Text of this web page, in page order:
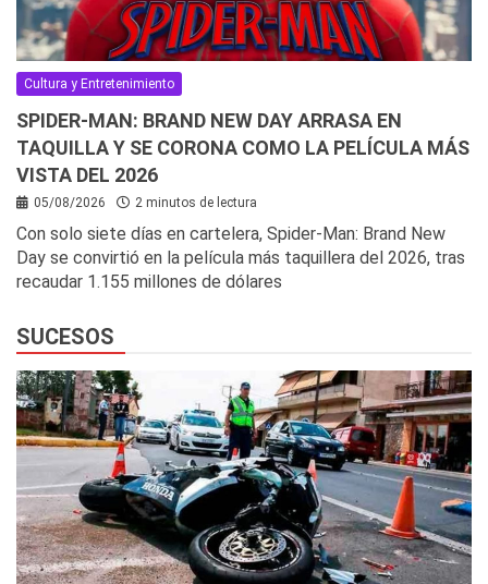
Cultura y Entretenimiento
SPIDER-MAN: BRAND NEW DAY ARRASA EN
TAQUILLA Y SE CORONA COMO LA PELÍCULA MÁS
VISTA DEL 2026
05/08/2026 2 minutos de lectura
Con solo siete días en cartelera, Spider-Man: Brand New
Day se convirtió en la película más taquillera del 2026, tras
recaudar 1.155 millones de dólares
SUCESOS